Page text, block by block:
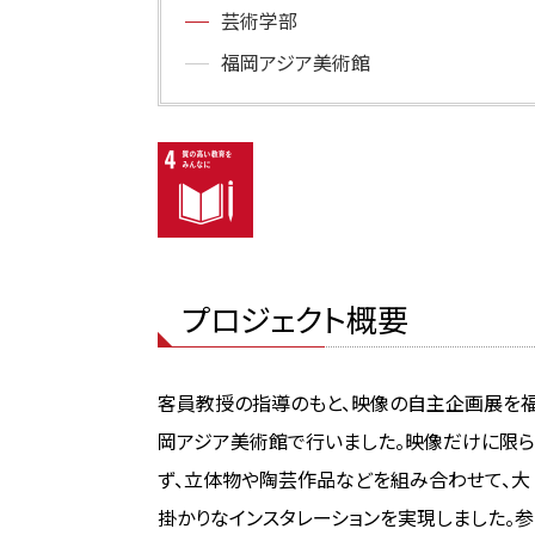
芸術学部
福岡アジア美術館
プロジェクト概要
客員教授の指導のもと、映像の自主企画展を
岡アジア美術館で行いました。映像だけに限ら
ず、立体物や陶芸作品などを組み合わせて、大
掛かりなインスタレーションを実現しました。参